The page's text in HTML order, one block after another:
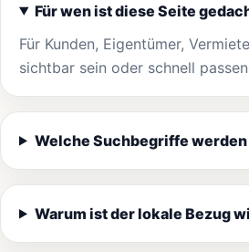
Für wen ist diese Seite
Für Kunden, Eigentümer,
sichtbar sein oder schnell
Welche Suchbegriffe
Warum ist der lokale Bezug